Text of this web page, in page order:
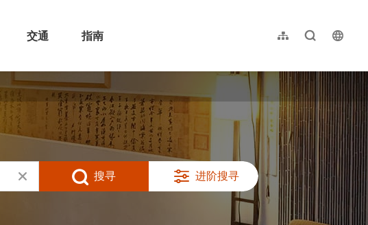
交通 指南 网站导览全文检索
繁體中文
English
日本語
한국어
搜寻 进阶搜寻